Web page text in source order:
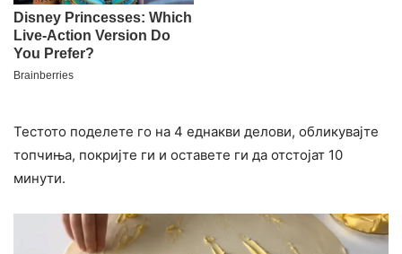
Тестото поделете го на 4 еднакви делови, обликувајте
топчиња, покријте ги и оставете ги да отстојат 10
минути.